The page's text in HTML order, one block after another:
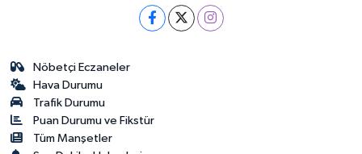
Nöbetçi Eczaneler
Hava Durumu
Trafik Durumu
Puan Durumu ve Fikstür
Tüm Manşetler